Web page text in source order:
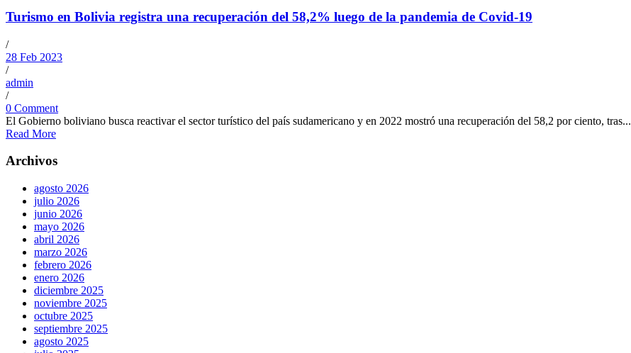
Turismo en Bolivia registra una recuperación del 58,2% luego de la pandemia de Covid-19
/
28 Feb 2023
/
admin
/
0 Comment
El Gobierno boliviano busca reactivar el sector turístico del país sudamericano y en 2022 mostró una recuperación del 58,2 por ciento, tras...
Read More
Archivos
agosto 2026
julio 2026
junio 2026
mayo 2026
abril 2026
marzo 2026
febrero 2026
enero 2026
diciembre 2025
noviembre 2025
octubre 2025
septiembre 2025
agosto 2025